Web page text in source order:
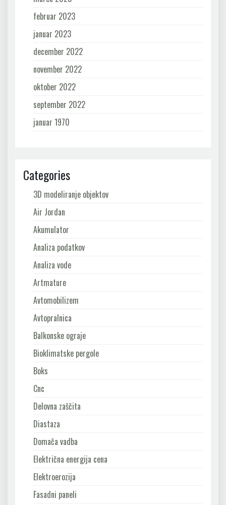
februar 2023
januar 2023
december 2022
november 2022
oktober 2022
september 2022
januar 1970
Categories
3D modeliranje objektov
Air Jordan
Akumulator
Analiza podatkov
Analiza vode
Artmature
Avtomobilizem
Avtopralnica
Balkonske ograje
Bioklimatske pergole
Boks
Cnc
Delovna zaščita
Diastaza
Domača vadba
Električna energija cena
Elektroerozija
Fasadni paneli